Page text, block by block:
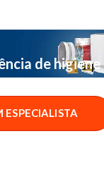
de higiene
ESPECIALISTA